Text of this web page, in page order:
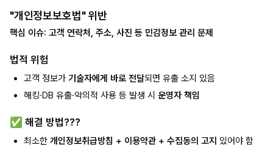
"개인정보보호법" 위반
핵심 이슈: 고객 연락처, 주소, 사진 등 민감정보 관리 문제
법적 위험
고객 정보가 기술자에게 바로 전달되면 유출 소지 있음
해킹·DB 유출·악의적 사용 등 발생 시 운영자 책임
✅ 해결 방법???
최소한 개인정보취급방침 + 이용약관 + 수집동의 고지 있어야 함